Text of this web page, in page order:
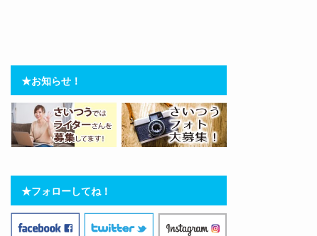
★お知らせ！
★フォローしてね！